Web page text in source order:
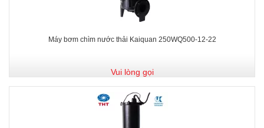
Máy bơm chìm nước thải Kaiquan 250WQ500-12-22
Vui lòng gọi